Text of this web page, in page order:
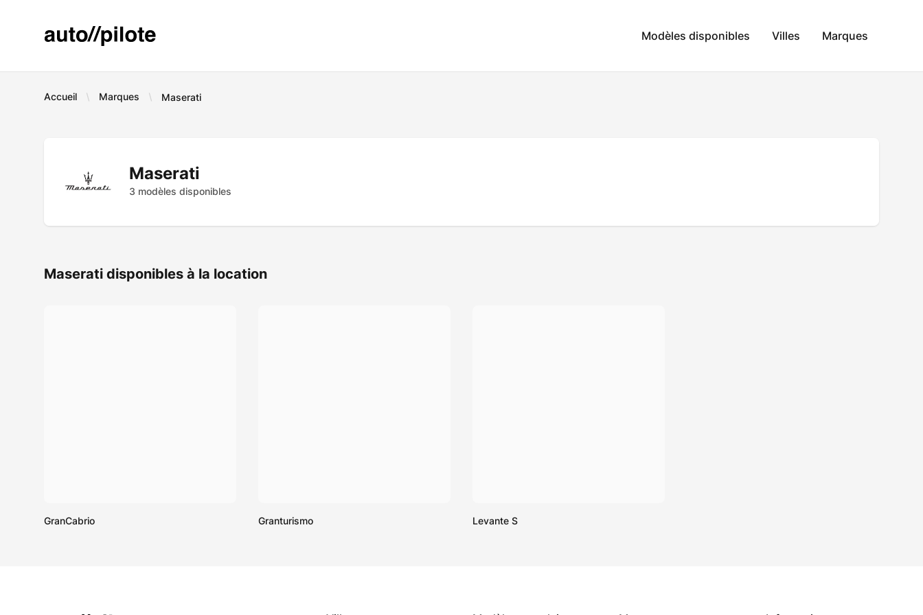
AUTO PILOTE Modèles disponibles Villes Marques
Accueil Marques Maserati
Maserati
3 modèles disponibles
Maserati disponibles à la location
GranCabrio Granturismo Levante S